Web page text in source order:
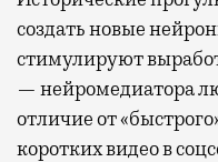
создать новые
стимулируют
— нейромедиатора
отличие от
коротких видео в